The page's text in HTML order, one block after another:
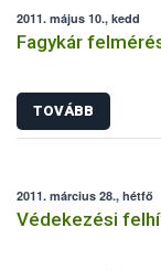
2011. május 10., kedd
Fagykár
TOVÁBB
2011. március 28., hétfő
Védekezési